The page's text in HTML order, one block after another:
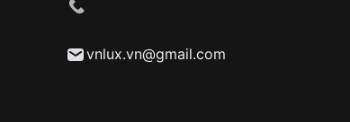
vnlux.vn@gmail.com